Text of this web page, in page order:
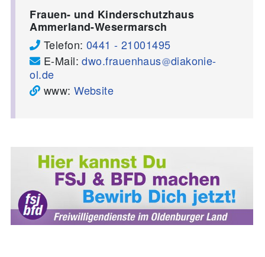
Frauen- und Kinderschutzhaus
Ammerland-Wesermarsch
Telefon: 0441 - 21001495
E-Mail:dwo.frauenhaus
diakonie-
ol.de
www:Website